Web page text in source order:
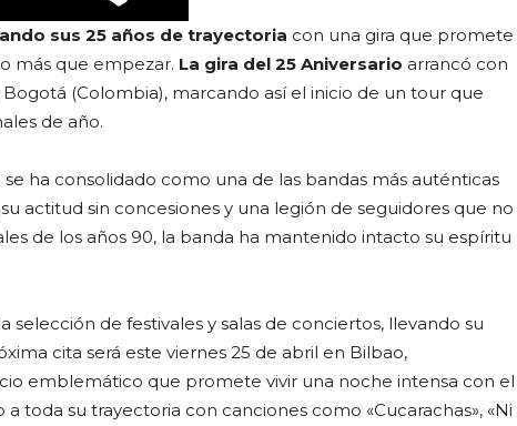
sus 25 años de trayectoria con una gira que promete
más que empezar. La gira del 25 Aniversario arrancó con
(Colombia), marcando así el inicio de un tour que
de año.
se ha consolidado como una de las bandas más auténticas
actitud sin concesiones y una legión de seguidores que no
de los años 90, la banda ha mantenido intacto su espíritu
selección de festivales y salas de conciertos, llevando su
cita será este viernes 25 de abril en Bilbao,
emblemático que promete vivir una noche intensa con el
a toda su trayectoria con canciones como «Cucarachas», «Ni